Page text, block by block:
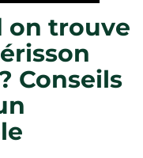
on trouve
Conseils